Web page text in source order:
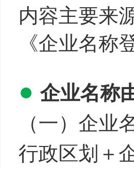
内容主要来
《企业名称
● 企业名称
（一）企业
行政区划＋